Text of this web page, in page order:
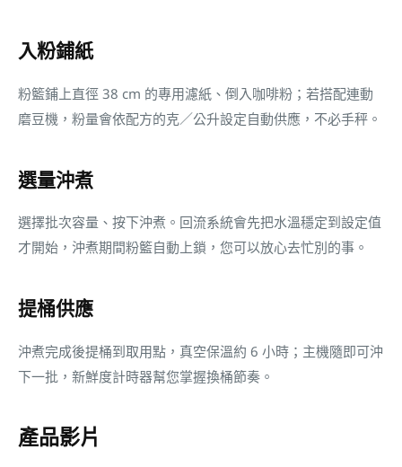
入粉鋪紙
粉籃鋪上直徑 38 cm 的專用濾紙、倒入咖啡粉；若搭配連動
磨豆機，粉量會依配方的克／公升設定自動供應，不必手秤。
選量沖煮
選擇批次容量、按下沖煮。回流系統會先把水溫穩定到設定值
才開始，沖煮期間粉籃自動上鎖，您可以放心去忙別的事。
提桶供應
沖煮完成後提桶到取用點，真空保溫約 6 小時；主機隨即可沖
下一批，新鮮度計時器幫您掌握換桶節奏。
產品影片